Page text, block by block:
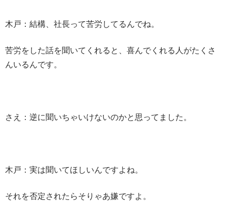
木戸：結構、社長って苦労してるんでね。
苦労をした話を聞いてくれると、喜んでくれる人がたくさ
んいるんです。
さえ：逆に聞いちゃいけないのかと思ってました。
木戸：実は聞いてほしいんですよね。
それを否定されたらそりゃあ嫌ですよ。